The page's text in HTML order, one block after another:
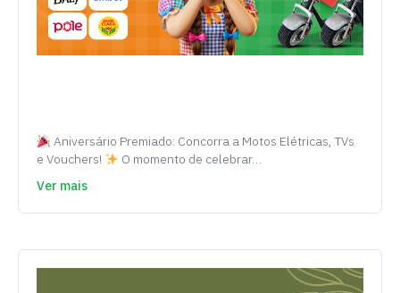
Aniversário Premiado: Concorra a Motos Elétricas, TVs
e Vouchers!
O momento de celebrar…
Ver mais